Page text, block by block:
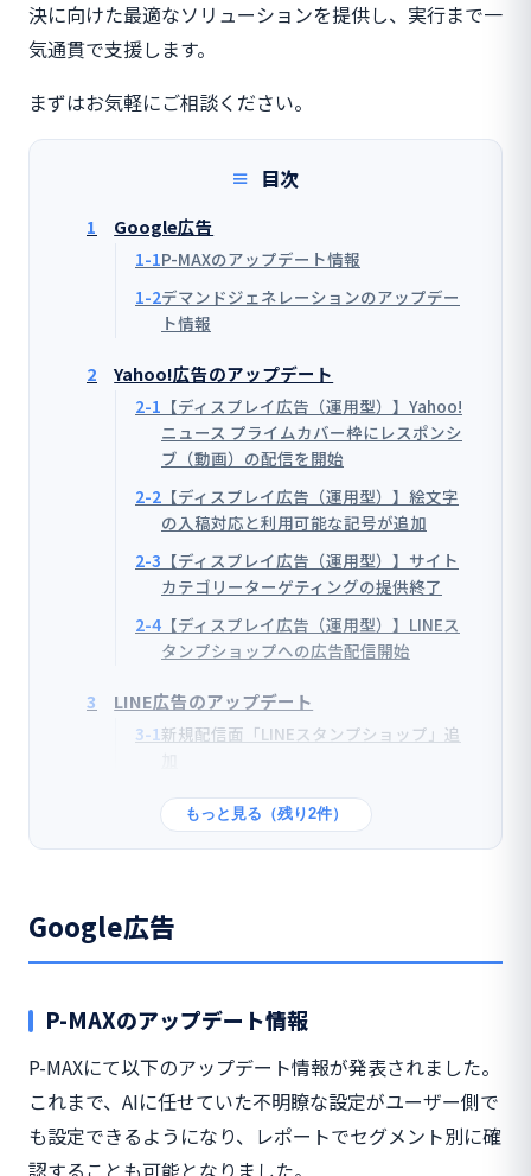
決に向けた最適なソリューションを提供し、実行まで一
気通貫で支援します。
まずはお気軽にご相談ください。
目次
1 Google広告
1-1P-MAXのアップデート情報
1-2デマンドジェネレーションのアップデー
ト情報
2 Yahoo!広告のアップデート
2-1 【ディスプレイ広告（運用型）】Yahoo!
ニュース プライムカバー枠にレスポンシ
ブ（動画）の配信を開始
2-2 【ディスプレイ広告（運用型）】絵文字
の入稿対応と利用可能な記号が追加
2-3 【ディスプレイ広告（運用型）】サイト
カテゴリーターゲティングの提供終了
2-4 【ディスプレイ広告（運用型）】LINEス
タンプショップへの広告配信開始
3 LINE広告のアップデート
3-1新規配信面「LINEスタンプショップ」追
もっと見る（残り2件）
Google広告
P-MAXのアップデート情報
P-MAXにて以下のアップデート情報が発表されました。
これまで、AIに任せていた不明瞭な設定がユーザー側で
も設定できるようになり、レポートでセグメント別に確
認することも可能となりました。